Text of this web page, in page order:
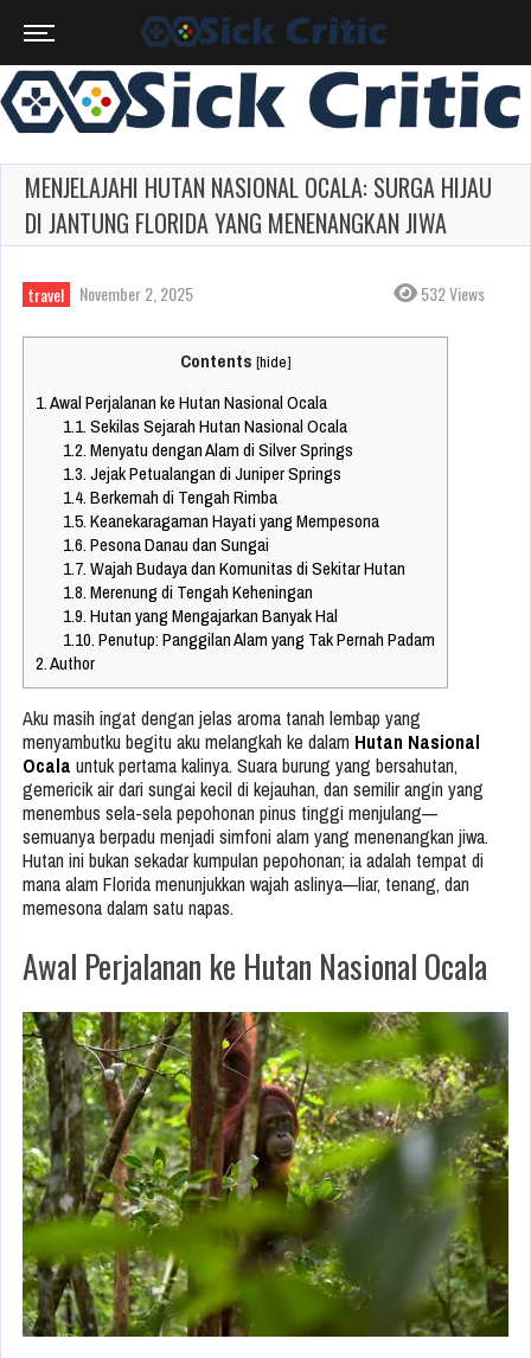
MENJELAJAHI HUTAN NASIONAL OCALA: SURGA HIJAU
DI JANTUNG FLORIDA YANG MENENANGKAN JIWA
travel November 2, 2025 532 Views
Contents [hide]
1.Awal Perjalanan ke Hutan Nasional Ocala
1.1.Sekilas Sejarah Hutan Nasional Ocala
1.2.Menyatu dengan Alam di Silver Springs
1.3.Jejak Petualangan di Juniper Springs
1.4.Berkemah di Tengah Rimba
1.5.Keanekaragaman Hayati yang Mempesona
1.6.Pesona Danau dan Sungai
1.7.Wajah Budaya dan Komunitas di Sekitar Hutan
1.8.Merenung di Tengah Keheningan
1.9.Hutan yang Mengajarkan Banyak Hal
1.10.Penutup: Panggilan Alam yang Tak Pernah Padam
2.Author
Aku masih ingat dengan jelas aroma tanah lembap yang
menyambutku begitu aku melangkah ke dalam Hutan Nasional
Ocala untuk pertama kalinya. Suara burung yang bersahutan,
gemericik air dari sungai kecil di kejauhan, dan semilir angin yang
menembus sela-sela pepohonan pinus tinggi menjulang—
semuanya berpadu menjadi simfoni alam yang menenangkan jiwa.
Hutan ini bukan sekadar kumpulan pepohonan; ia adalah tempat di
mana alam Florida menunjukkan wajah aslinya—liar, tenang, dan
memesona dalam satu napas.
Awal Perjalanan ke Hutan Nasional Ocala